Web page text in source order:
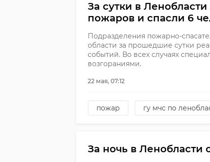
За сутки в
пожаров и спасли 6
Подразделения пожарно-
области за прошедшие сутки
событий. Во всех случаях
возгораниями.
22 мая, 07:12
пожар гу мчс по
За ночь в